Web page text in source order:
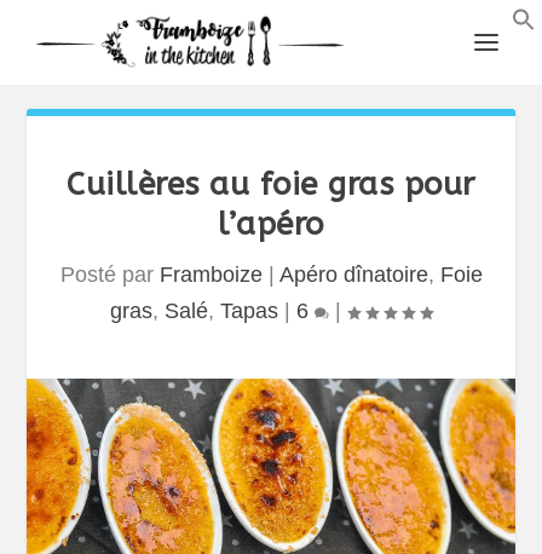
Cuillères au foie gras pour
l’apéro
Posté par Framboize| Apéro dînatoire, Foie
gras, Salé, Tapas 6